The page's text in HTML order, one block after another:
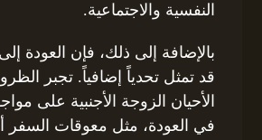
النفسية والاجتماعية.
بالإضافة إلى ذلك، فإن العودة
قد تمثل تحدياً إضافياً. تجبر
الأحيان الزوجة الأجنبية على
في العودة، مثل معوقات السفر